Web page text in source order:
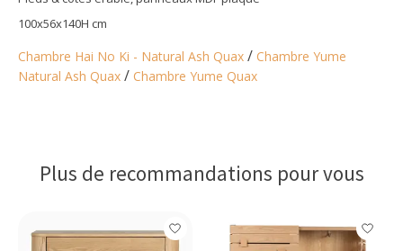
100x56x140H cm
Chambre Hai No Ki - Natural Ash Quax / Chambre Yume
Natural Ash Quax / Chambre Yume Quax
Plus de recommandations pour vous
Articles du carrousel de produits